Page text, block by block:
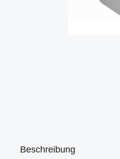
Beschreibung